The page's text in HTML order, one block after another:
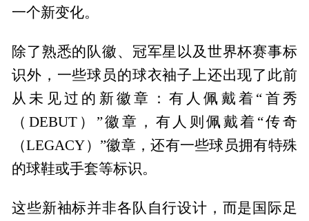
一个新变化。
除了熟悉的队徽、冠军星以及世界杯赛事标
识外，一些球员的球衣袖子上还出现了此前
从未见过的新徽章：有人佩戴着“首秀
（DEBUT）”徽章，有人则佩戴着“传奇
（LEGACY）”徽章，还有一些球员拥有特殊
的球鞋或手套等标识。
这些新袖标并非各队自行设计，而是国际足